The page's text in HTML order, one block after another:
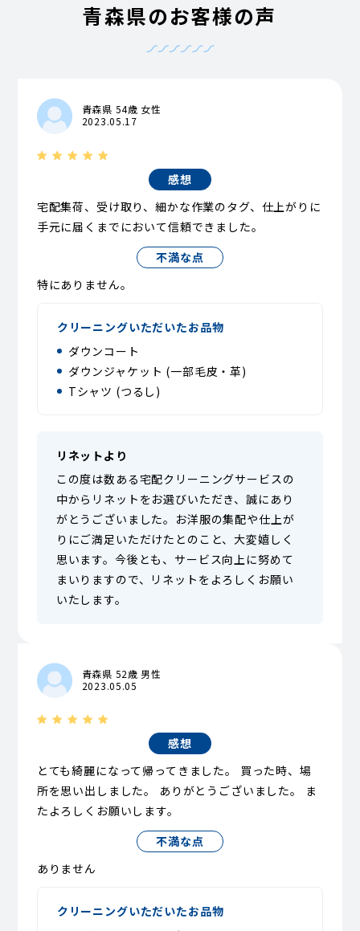
青森県のお客様の声
青森県 54歳 女性
2023.05.17
感想
宅配集荷、受け取り、細かな作業のタグ、仕上がりに
手元に届くまでにおいて信頼できました。
不満な点
特にありません。
クリーニングいただいたお品物
ダウンコート
ダウンジャケット (一部毛皮・革)
Tシャツ (つるし)
リネットより
この度は数ある宅配クリーニングサービスの
中からリネットをお選びいただき、誠にあり
がとうございました。お洋服の集配や仕上が
りにご満足いただけたとのこと、大変嬉しく
思います。今後とも、サービス向上に努めて
まいりますので、リネットをよろしくお願い
いたします。
青森県 52歳 男性
2023.05.05
感想
とても綺麗になって帰ってきました。 買った時、場
所を思い出しました。 ありがとうございました。 ま
たよろしくお願いします。
不満な点
ありません
クリーニングいただいたお品物